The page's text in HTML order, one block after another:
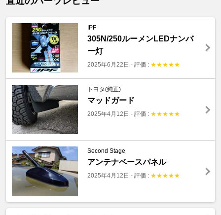
IPF
305N/250ルーメンLEDナンバ
ー灯
2025年6月22日 - 評価 : ★★★★★
トヨタ(純正)
マッドガード
2025年4月12日 - 評価 : ★★★★★
Second Stage
アンテナベースパネル
2025年4月12日 - 評価 : ★★★★★